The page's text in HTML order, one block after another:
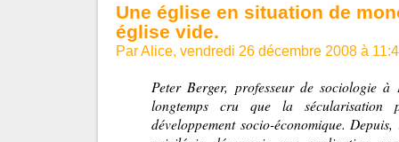
Une église en situation de
église vide.
Par Alice, vendredi 26 décembre 2008 à
Peter Berger, professeur de sociologie à
longtemps cru que la sécularisation
développement socio-économique.